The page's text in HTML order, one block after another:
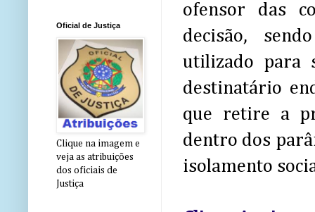
ofensor das
decisão,
utilizado para
destinatário
que retire a
dentro dos
isolamento
Oficial de Justiça
Clique na imagem e
veja as atribuições
dos oficiais de
Justiça